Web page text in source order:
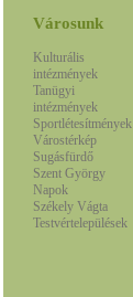
Városunk
Kulturális
intézmények
Tanügyi
intézmények
Sportlétesítmények
Várostérkép
Sugásfürdő
Szent György
Napok
Székely Vágta
Testvértelepülések